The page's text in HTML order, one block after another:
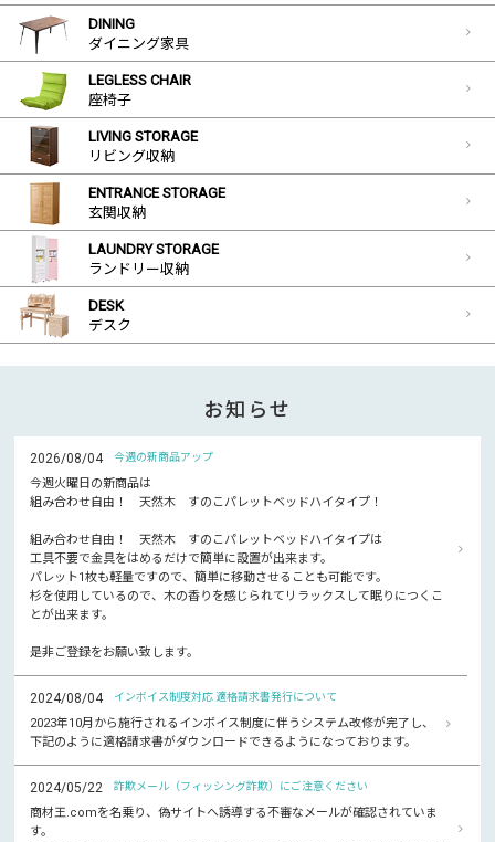
DINING
ダイニング家具
LEGLESS CHAIR
座椅子
LIVING STORAGE
リビング収納
ENTRANCE STORAGE
玄関収納
LAUNDRY STORAGE
ランドリー収納
DESK
デスク
お知らせ
2026/08/04 今週の新商品アップ
今週火曜日の新商品は
組み合わせ自由！ 天然木 すのこパレットベッドハイタイプ！
組み合わせ自由！ 天然木 すのこパレットベッドハイタイプは
工具不要で金具をはめるだけで簡単に設置が出来ます。
パレット1枚も軽量ですので、簡単に移動させることも可能です。
杉を使用しているので、木の香りを感じられてリラックスして眠りにつくこ
とが出来ます。
是非ご登録をお願い致します。
2024/08/04 インボイス制度対応 適格請求書発行について
2023年10月から施行されるインボイス制度に伴うシステム改修が完了し、
下記のように適格請求書がダウンロードできるようになっております。
2024/05/22 詐欺メール（フィッシング詐欺）にご注意ください
商材王.comを名乗り、偽サイトへ誘導する不審なメールが確認されていま
す。